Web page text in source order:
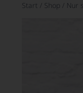
Start / Shop / Nur